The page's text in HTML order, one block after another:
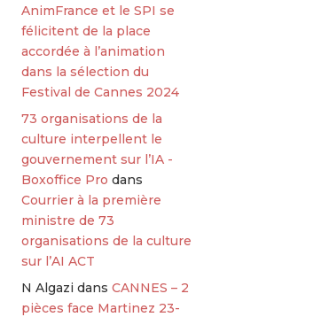
AnimFrance et le SPI se
félicitent de la place
accordée à l’animation
dans la sélection du
Festival de Cannes 2024
73 organisations de la
culture interpellent le
gouvernement sur l’IA -
Boxoffice Pro dans
Courrier à la première
ministre de 73
organisations de la culture
sur l’AI ACT
N Algazi dansCANNES – 2
pièces face Martinez 23-